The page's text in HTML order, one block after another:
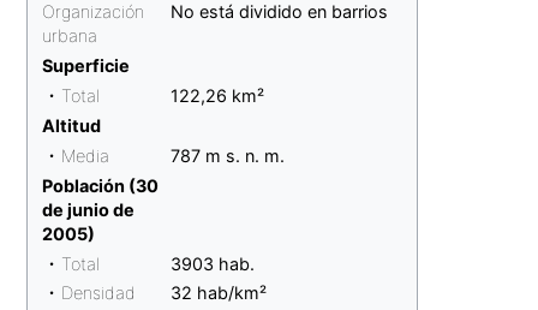
Organización
urbana
No está dividido en barrios
Superficie
• Total
122,26 km²
Altitud
• Media
787 m s. n. m.
Población (30
de junio de
2005)
• Total
3903 hab.
• Densidad
32 hab/km²